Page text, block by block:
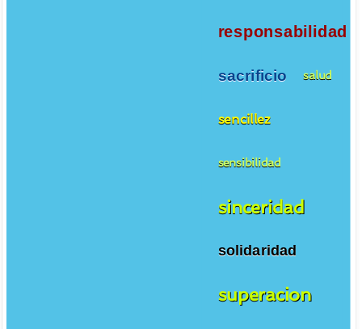
responsabilidad
sacrificio salud
sencillez
sensibilidad
sinceridad
solidaridad
superacion